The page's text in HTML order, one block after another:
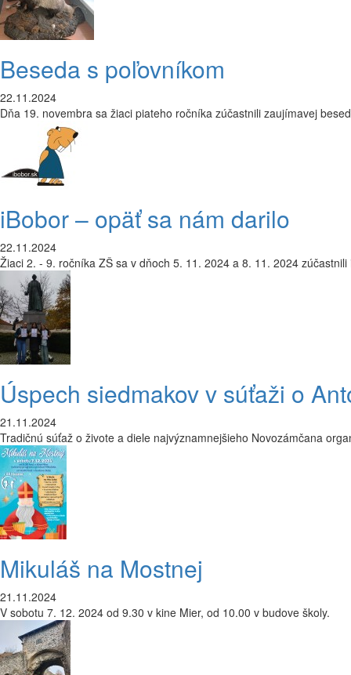
Beseda s poľovníkom
22.11.2024
Dňa 19. novembra sa žiaci piateho ročníka zúčastnili zaujímavej
iBobor – opäť sa nám darilo
22.11.2024
Žiaci 2. - 9. ročníka ZŠ sa v dňoch 5. 11. 2024 a 8. 11. 2024
Úspech siedmakov v súťaži o
21.11.2024
Tradičnú súťaž o živote a diele najvýznamnejšieho Novozámčana
Mikuláš na Mostnej
21.11.2024
V sobotu 7. 12. 2024 od 9.30 v kine Mier, od 10.00 v budove školy.